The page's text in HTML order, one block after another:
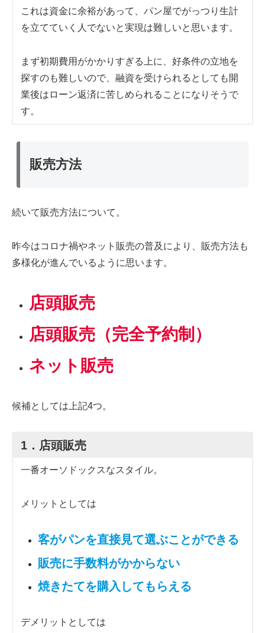
これは資金に余裕があって、パン屋でがっつり生計
を立てていく人でないと実現は難しいと思います。
まず初期費用がかかりすぎる上に、好条件の立地を
探すのも難しいので、融資を受けられるとしても開
業後はローン返済に苦しめられることになりそうで
す。
販売方法
続いて販売方法について。
昨今はコロナ禍やネット販売の普及により、販売方法も
多様化が進んでいるように思います。
店頭販売
店頭販売（完全予約制）
ネット販売
候補としては上記4つ。
1．店頭販売
一番オーソドックスなスタイル。
メリットとしては
客がパンを直接見て選ぶことができる
販売に手数料がかからない
焼きたてを購入してもらえる
デメリットとしては